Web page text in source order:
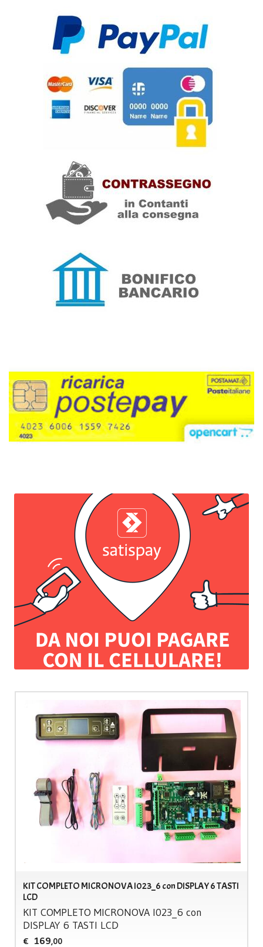
KIT COMPLETO MICRONOVA I023_6 con DISPLAY 6 TASTI
LCD
KIT COMPLETO MICRONOVAI023_6 con
DISPLAY6 TASTI LCD
€ 169,00